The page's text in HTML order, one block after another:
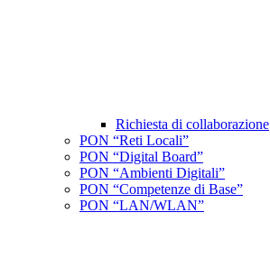
Richiesta di collaborazione
PON “Reti Locali”
PON “Digital Board”
PON “Ambienti Digitali”
PON “Competenze di Base”
PON “LAN/WLAN”